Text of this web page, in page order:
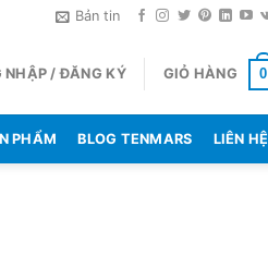
Bản tin
NHẬP / ĐĂNG KÝ GIỎ HÀNG 0
PHẨM BLOG TENMARS LIÊN HỆ